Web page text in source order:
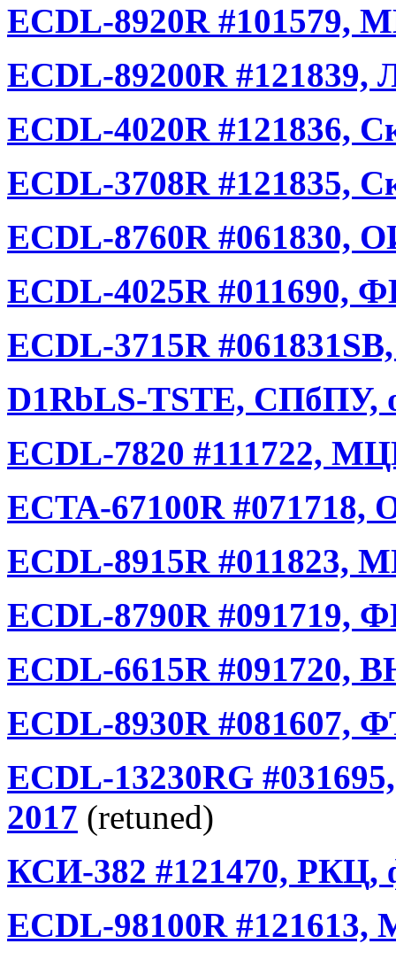
ECDL-8920R #101579,
ECDL-89200R #121839,
ECDL-4020R #121836,
ECDL-3708R #121835,
ECDL-8760R #061830,
ECDL-4025R #011690,
ECDL-3715R
D1RbLS-TSTE, СПбПУ,
ECDL-7820 #111722,
ECTA-67100R #071718,
ECDL-8915R #011823,
ECDL-8790R #091719,
ECDL-6615R #091720,
ECDL-8930R #081607,
ECDL-13230RG
2017 (retuned)
КСИ-382 #121470, РКЦ,
ECDL-98100R